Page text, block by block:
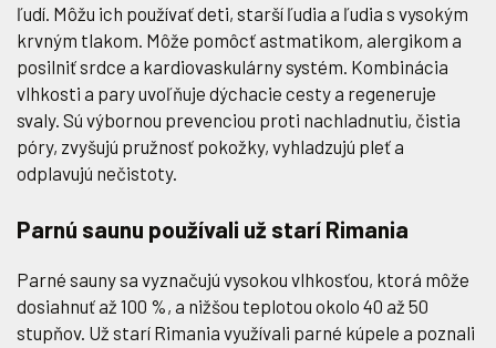
ľudí. Môžu ich používať deti, starší ľudia a ľudia s vysokým
krvným tlakom. Môže pomôcť astmatikom, alergikom a
posilniť srdce a kardiovaskulárny systém. Kombinácia
vlhkosti a pary uvoľňuje dýchacie cesty a regeneruje
svaly. Sú výbornou prevenciou proti nachladnutiu, čistia
póry, zvyšujú pružnosť pokožky, vyhladzujú pleť a
odplavujú nečistoty.
Parnú saunu používali už starí Rimania
Parné sauny sa vyznačujú vysokou vlhkosťou, ktorá môže
dosiahnuť až 100 %, a nižšou teplotou okolo 40 až 50
stupňov. Už starí Rimania využívali parné kúpele a poznali